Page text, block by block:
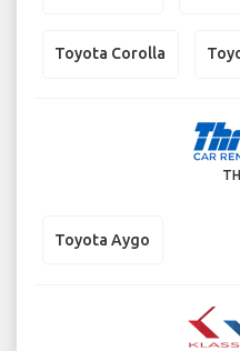
Toyota Corolla
Toyota Aygo